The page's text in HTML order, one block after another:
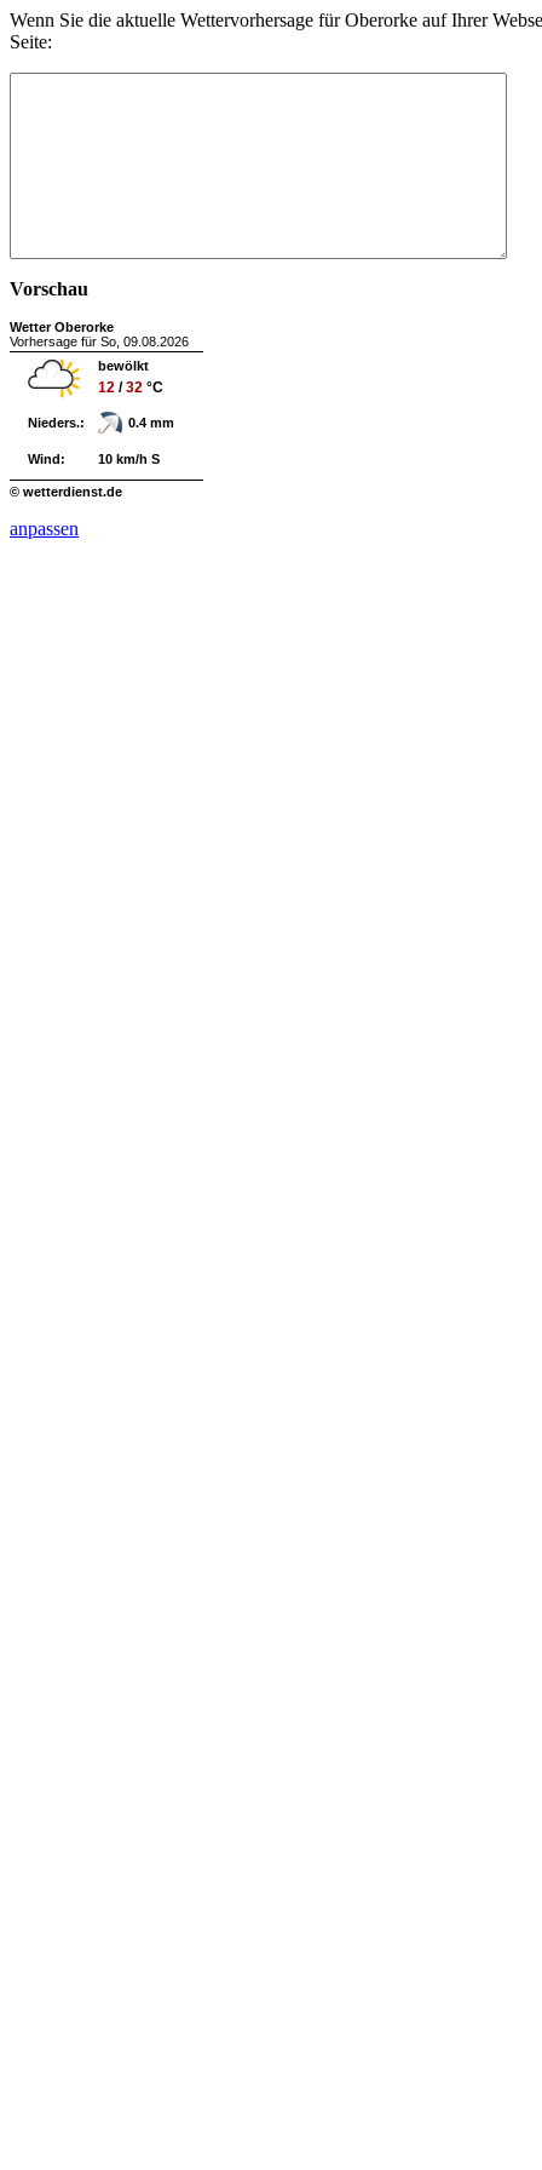
Wenn Sie die aktuelle Wettervorhersage für Oberorke auf Ihrer
Seite:
Vorschau
Wetter Oberorke
Vorhersage für So, 09.08.2026
bewölkt
12 /32 °C
Nieders.: 0.4 mm
Wind: 10 km/h S
© wetterdienst.de
anpassen